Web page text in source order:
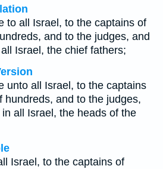
to all Israel, to the captains of
and to the judges, and
Israel, the chief fathers;
unto all Israel, to the captains
hundreds, and to the judges,
all Israel, the heads of the
Israel, to the captains of